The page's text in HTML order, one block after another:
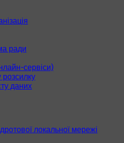
ради
сервіси)
даних
локальної мережі